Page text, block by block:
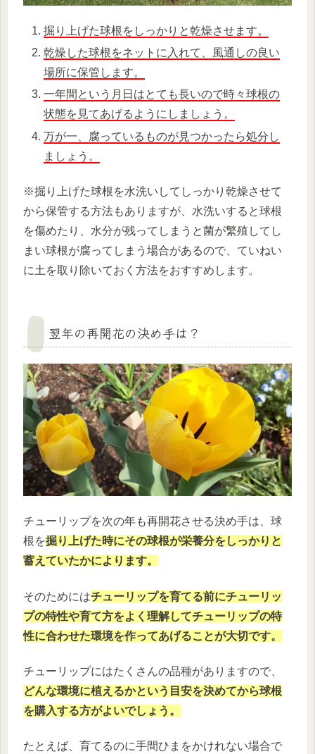
掘り上げた球根をしっかりと乾燥させます。
乾燥した球根をネットに入れて、風通しの良い
場所に保管します。
一年間という月日はとても長いので時々球根の
状態を見てあげるようにしましょう。
万が一、腐っているものが見つかったら処分し
ましょう。
※掘り上げた球根を水洗いしてしっかり乾燥させて
から保管する方法もありますが、水洗いすると球根
を傷めたり、水分が残ってしまうと菌が繁殖してし
まい球根が腐ってしまう場合があるので、ていねい
に土を取り除いておく方法をおすすめします。
翌年の再開花の決め手は？
チューリップを次の年も再開花させる決め手は、球
根を掘り上げた時にその球根が栄養分をしっかりと
蓄えていたかによります。
そのためにはチューリップを育てる前にチューリッ
プの特性や育て方をよく理解してチューリップの特
性に合わせた環境を作ってあげることが大切です。
チューリップにはたくさんの品種がありますので、
どんな環境に植えるかという目安を決めてから球根
を購入する方がよいでしょう。
たとえば、育てるのに手間ひまをかけれない場合で